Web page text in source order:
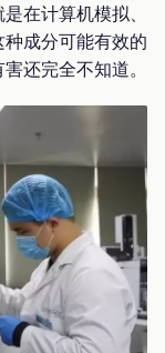
在计算机模拟、
成分可能有效的
还完全不知道。